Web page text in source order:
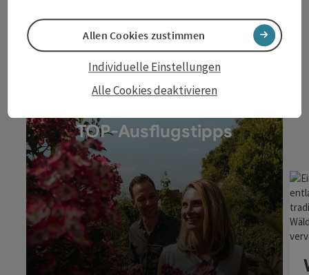
TOP-Ausflugstipps
Alle Cookies deaktivieren
Individuelle Einstellungen
Allen Cookies zustimmen